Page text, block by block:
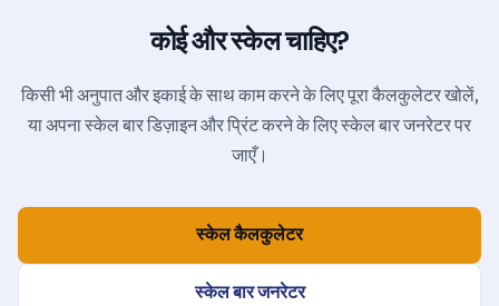
कोई और स्केल चाहिए?
किसी भी अनुपात और इकाई के साथ काम करने के लिए पूरा कैलकुलेटर खोलें,
या अपना स्केल बार डिज़ाइन और प्रिंट करने के लिए स्केल बार जनरेटर पर
जाएँ।
स्केल कैलकुलेटर
स्केल बार जनरेटर